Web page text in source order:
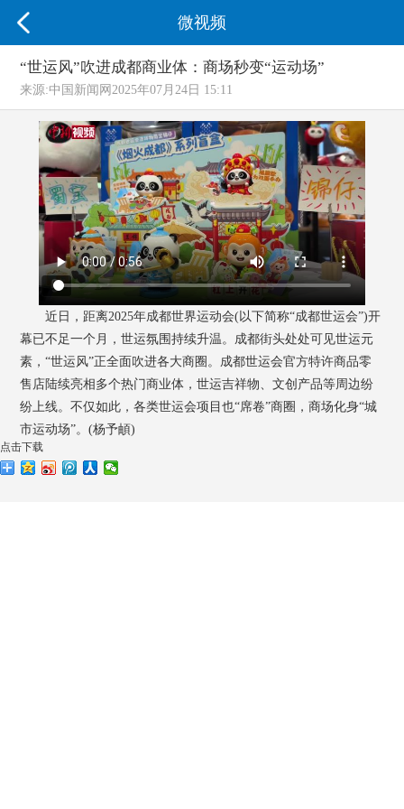
微视频
“世运风”吹进成都商业体：商场秒变“运动场”
来源:中国新闻网2025年07月24日 15:11
近日，距离2025年成都世界运动会(以下简称“成都世运会”)开
幕已不足一个月，世运氛围持续升温。成都街头处处可见世运元
素，“世运风”正全面吹进各大商圈。成都世运会官方特许商品零
售店陆续亮相多个热门商业体，世运吉祥物、文创产品等周边纷
纷上线。不仅如此，各类世运会项目也“席卷”商圈，商场化身“城
市运动场”。(杨予頔)
点击下载